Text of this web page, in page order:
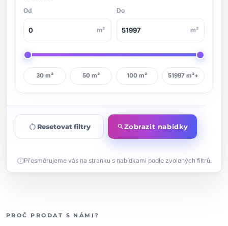
Od
m²
Do
m²
30 m² 50 m² 100 m² 51997 m²+
restart_alt Resetovat filtry searchZobrazit nabídky
infoPřesměrujeme vás na stránku s nabídkami podle zvolených filtrů.
PROČ PRODAT S NÁMI?